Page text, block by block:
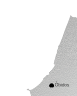
Óbidos